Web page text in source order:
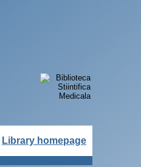
Library homepage